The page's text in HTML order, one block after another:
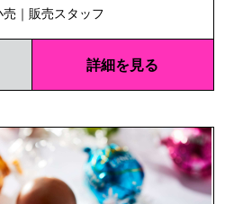
｜販売スタッフ
詳細を見る